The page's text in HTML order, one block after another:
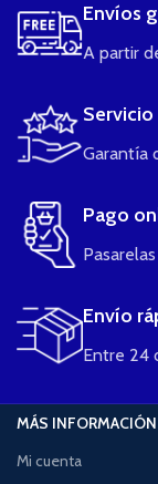
Envíos
A partir
Garantía
Pago
Envío
Entre 24
MÁS INFORMACIÓN
Mi cuenta